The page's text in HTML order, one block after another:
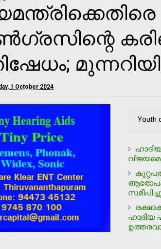
1 October 2024
Youth
ഹാദിയ